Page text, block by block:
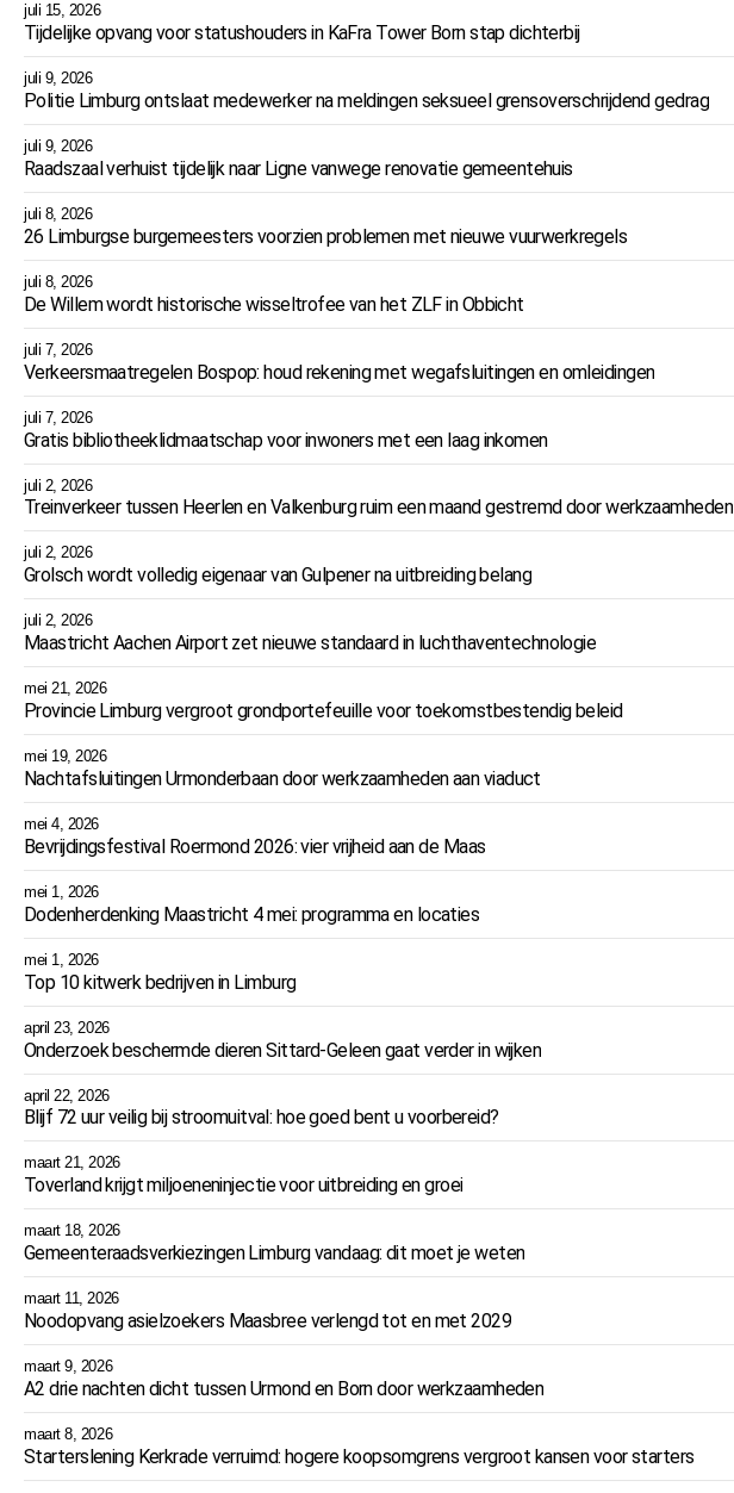
juli 15, 2026
Tijdelijke opvang voor statushouders in KaFra Tower Born stap dichterbij
juli 9, 2026
Politie Limburg ontslaat medewerker na meldingen seksueel grensoverschrijdend gedrag
juli 9, 2026
Raadszaal verhuist tijdelijk naar Ligne vanwege renovatie gemeentehuis
juli 8, 2026
26 Limburgse burgemeesters voorzien problemen met nieuwe vuurwerkregels
juli 8, 2026
De Willem wordt historische wisseltrofee van het ZLF in Obbicht
juli 7, 2026
Verkeersmaatregelen Bospop: houd rekening met wegafsluitingen en omleidingen
juli 7, 2026
Gratis bibliotheeklidmaatschap voor inwoners met een laag inkomen
juli 2, 2026
Treinverkeer tussen Heerlen en Valkenburg ruim een maand gestremd door werkzaamheden
juli 2, 2026
Grolsch wordt volledig eigenaar van Gulpener na uitbreiding belang
juli 2, 2026
Maastricht Aachen Airport zet nieuwe standaard in luchthaventechnologie
mei 21, 2026
Provincie Limburg vergroot grondportefeuille voor toekomstbestendig beleid
mei 19, 2026
Nachtafsluitingen Urmonderbaan door werkzaamheden aan viaduct
mei 4, 2026
Bevrijdingsfestival Roermond 2026: vier vrijheid aan de Maas
mei 1, 2026
Dodenherdenking Maastricht 4 mei: programma en locaties
mei 1, 2026
Top 10 kitwerk bedrijven in Limburg
april 23, 2026
Onderzoek beschermde dieren Sittard-Geleen gaat verder in wijken
april 22, 2026
Blijf 72 uur veilig bij stroomuitval: hoe goed bent u voorbereid?
maart 21, 2026
Toverland krijgt miljoeneninjectie voor uitbreiding en groei
maart 18, 2026
Gemeenteraadsverkiezingen Limburg vandaag: dit moet je weten
maart 11, 2026
Noodopvang asielzoekers Maasbree verlengd tot en met 2029
maart 9, 2026
A2 drie nachten dicht tussen Urmond en Born door werkzaamheden
maart 8, 2026
Starterslening Kerkrade verruimd: hogere koopsomgrens vergroot kansen voor starters